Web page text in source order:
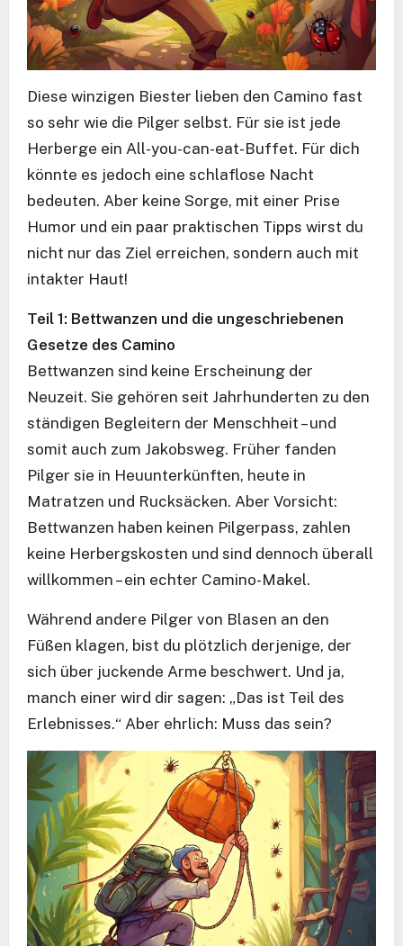
Diese winzigen Biester lieben den Camino fast
so sehr wie die Pilger selbst. Für sie ist jede
Herberge ein All-you-can-eat-Buffet. Für dich
könnte es jedoch eine schlaflose Nacht
bedeuten. Aber keine Sorge, mit einer Prise
Humor und ein paar praktischen Tipps wirst du
nicht nur das Ziel erreichen, sondern auch mit
intakter Haut!
Teil 1: Bettwanzen und die ungeschriebenen
Gesetze des Camino
Bettwanzen sind keine Erscheinung der
Neuzeit. Sie gehören seit Jahrhunderten zu den
ständigen Begleitern der Menschheit – und
somit auch zum Jakobsweg. Früher fanden
Pilger sie in Heuunterkünften, heute in
Matratzen und Rucksäcken. Aber Vorsicht:
Bettwanzen haben keinen Pilgerpass, zahlen
keine Herbergskosten und sind dennoch überall
willkommen – ein echter Camino-Makel.
Während andere Pilger von Blasen an den
Füßen klagen, bist du plötzlich derjenige, der
sich über juckende Arme beschwert. Und ja,
manch einer wird dir sagen: „Das ist Teil des
Erlebnisses.“ Aber ehrlich: Muss das sein?